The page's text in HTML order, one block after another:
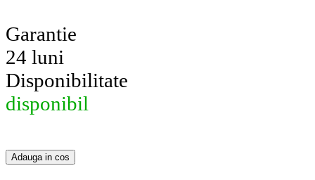
Garantie
24 luni
Disponibilitate
disponibil